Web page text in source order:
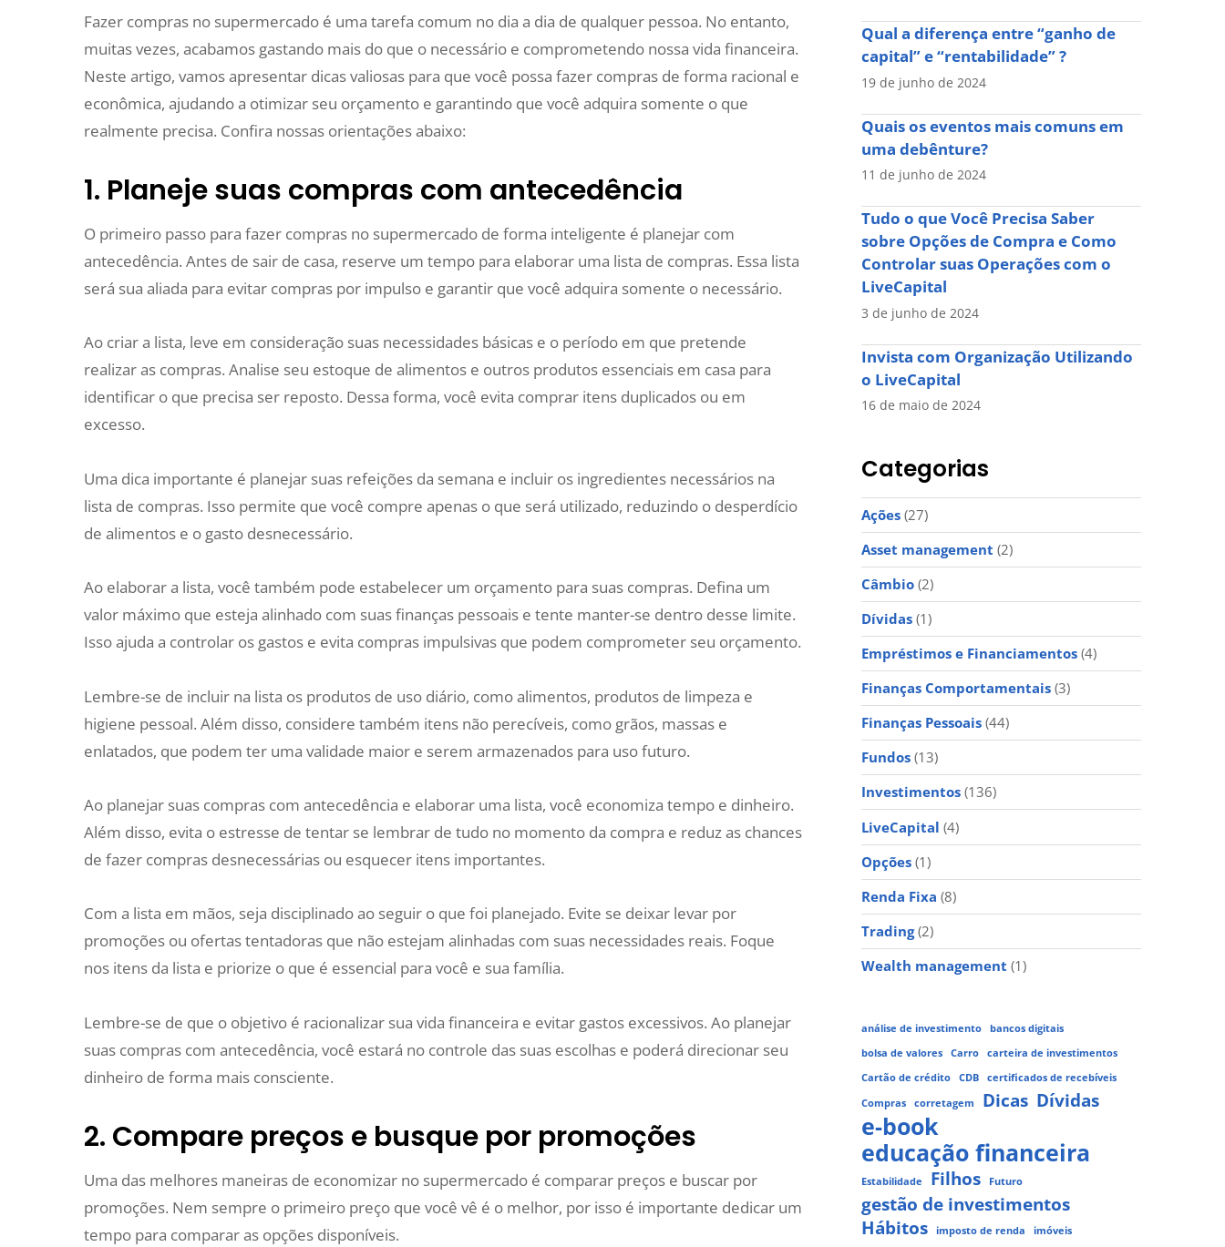
Fazer compras no supermercado é uma tarefa comum no dia a dia de qualquer pessoa. No entanto,
muitas vezes, acabamos gastando mais do que o necessário e comprometendo nossa vida financeira.
Neste artigo, vamos apresentar dicas valiosas para que você possa fazer compras de forma racional e
econômica, ajudando a otimizar seu orçamento e garantindo que você adquira somente o que
realmente precisa. Confira nossas orientações abaixo:
1. Planeje suas compras com antecedência
O primeiro passo para fazer compras no supermercado de forma inteligente é planejar com
antecedência. Antes de sair de casa, reserve um tempo para elaborar uma lista de compras. Essa lista
será sua aliada para evitar compras por impulso e garantir que você adquira somente o necessário.
Ao criar a lista, leve em consideração suas necessidades básicas e o período em que pretende
realizar as compras. Analise seu estoque de alimentos e outros produtos essenciais em casa para
identificar o que precisa ser reposto. Dessa forma, você evita comprar itens duplicados ou em
excesso.
Uma dica importante é planejar suas refeições da semana e incluir os ingredientes necessários na
lista de compras. Isso permite que você compre apenas o que será utilizado, reduzindo o desperdício
de alimentos e o gasto desnecessário.
Ao elaborar a lista, você também pode estabelecer um orçamento para suas compras. Defina um
valor máximo que esteja alinhado com suas finanças pessoais e tente manter-se dentro desse limite.
Isso ajuda a controlar os gastos e evita compras impulsivas que podem comprometer seu orçamento.
Lembre-se de incluir na lista os produtos de uso diário, como alimentos, produtos de limpeza e
higiene pessoal. Além disso, considere também itens não perecíveis, como grãos, massas e
enlatados, que podem ter uma validade maior e serem armazenados para uso futuro.
Ao planejar suas compras com antecedência e elaborar uma lista, você economiza tempo e dinheiro.
Além disso, evita o estresse de tentar se lembrar de tudo no momento da compra e reduz as chances
de fazer compras desnecessárias ou esquecer itens importantes.
Com a lista em mãos, seja disciplinado ao seguir o que foi planejado. Evite se deixar levar por
promoções ou ofertas tentadoras que não estejam alinhadas com suas necessidades reais. Foque
nos itens da lista e priorize o que é essencial para você e sua família.
Lembre-se de que o objetivo é racionalizar sua vida financeira e evitar gastos excessivos. Ao planejar
suas compras com antecedência, você estará no controle das suas escolhas e poderá direcionar seu
dinheiro de forma mais consciente.
2. Compare preços e busque por promoções
Uma das melhores maneiras de economizar no supermercado é comparar preços e buscar por
promoções. Nem sempre o primeiro preço que você vê é o melhor, por isso é importante dedicar um
tempo para comparar as opções disponíveis.
Qual a diferença entre “ganho de
capital” e “rentabilidade” ?
19 de junho de 2024
Quais os eventos mais comuns em
uma debênture?
11 de junho de 2024
Tudo o que Você Precisa Saber
sobre Opções de Compra e Como
Controlar suas Operações com o
LiveCapital
3 de junho de 2024
Invista com Organização Utilizando
o LiveCapital
16 de maio de 2024
Categorias
Ações(27)
Asset management (2)
Câmbio(2)
Dívidas(1)
Empréstimos e Financiamentos(4)
Finanças Comportamentais(3)
Finanças Pessoais(44)
Fundos(13)
Investimentos(136)
LiveCapital (4)
Opções(1)
Renda Fixa (8)
Trading(2)
Wealth management (1)
análise de investimento
bancos digitais
bolsa de valores
Carro
carteira de investimentos
Cartão de crédito
CDB
certificados de recebíveis
Compras
corretagem Dicas Dívidas
e-book
educação financeira
Estabilidade Filhos Futuro
gestão de investimentos
Hábitos
imposto de renda
imóveis